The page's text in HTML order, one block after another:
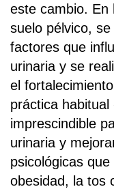
este cambio. En
suelo pélvico,
factores que
urinaria y se
el
práctica
imprescindible
urinaria y
psicológicas
obesidad, la tos